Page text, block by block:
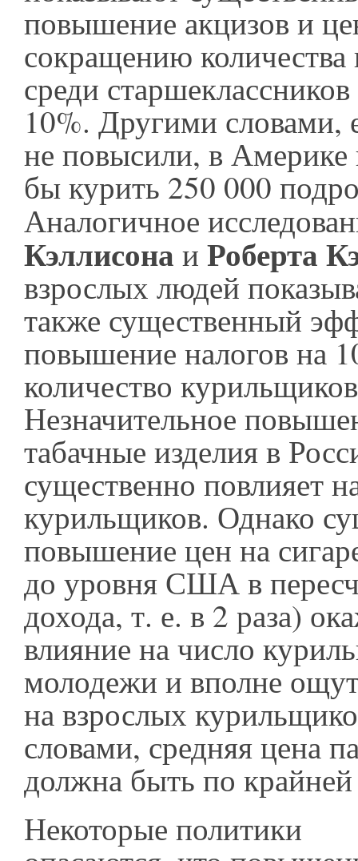
повышение акцизов и
сокращению
среди
10%. Другими словами,
не повысили, в Америке
бы курить 250 000
Аналогичное
Кэллисона и Роберта
взрослых людей
также существенный
повышение налогов на
количество
Незначительное
табачные изделия в
существенно повлияет
курильщиков. Однако
повышение цен на
до уровня США в
дохода, т. е. в 2 раза)
влияние на число
молодежи и вполне
на взрослых
словами, средняя цена
должна быть по
Некоторые политики